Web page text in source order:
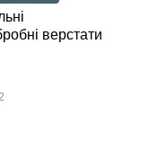
верстати